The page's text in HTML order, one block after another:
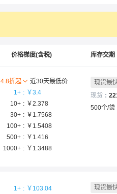
价格梯度(含税) 库存交期
4.8折起
近30天最低价
1+ ￥3.4
10+ ￥2.378
30+ ￥ 1.7568
100+ ￥ 1.5408
500+ ￥ 1.416
1000+ ￥ 1.3488
现货最
现货
500个/袋
1+ ￥ 103.04
现货最